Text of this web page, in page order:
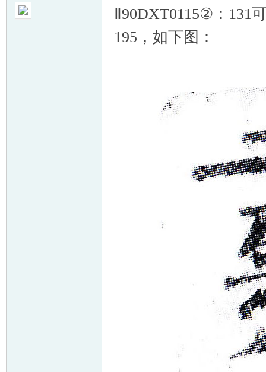
Ⅱ90DXT0115②：131
195，如下图：